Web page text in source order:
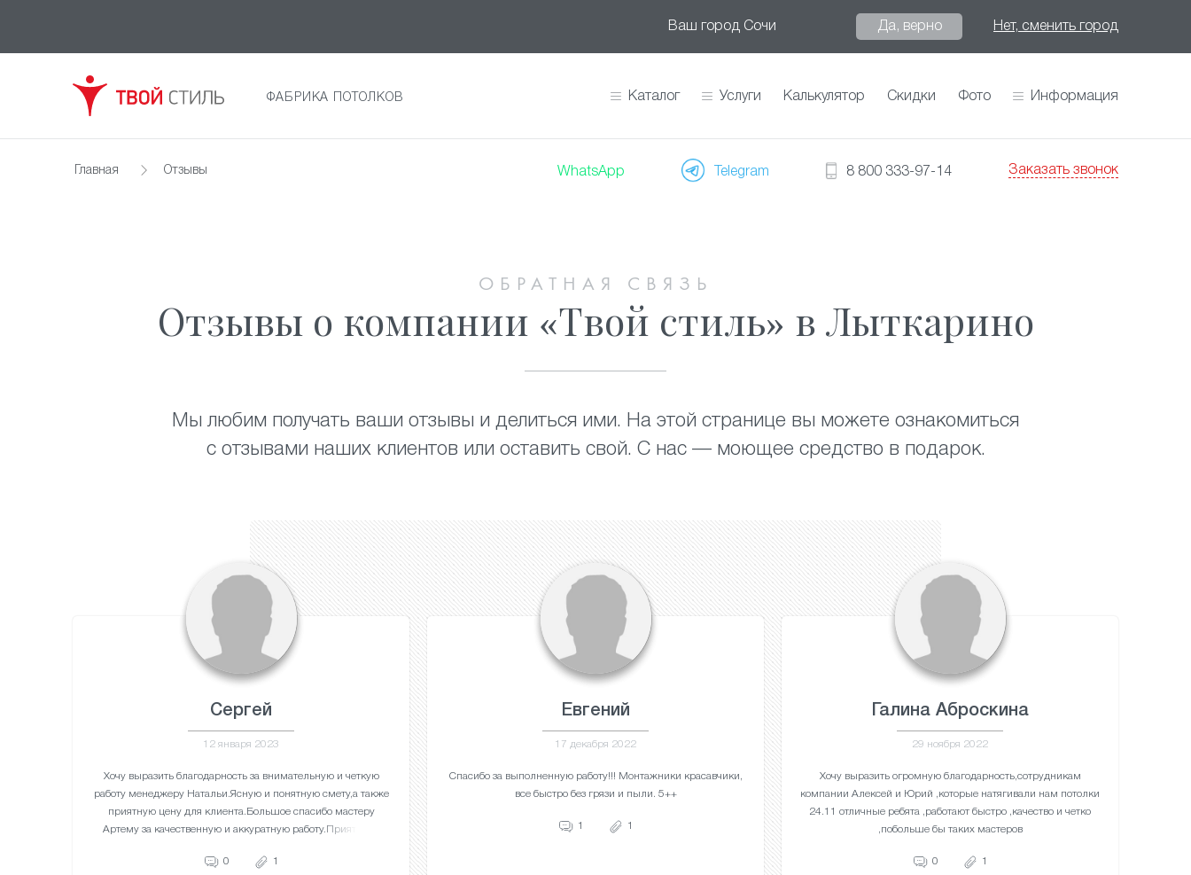
Ваш город Сочи Да, верно Нет, сменить город
ФАБРИКА ПОТОЛКОВ Каталог Услуги Калькулятор Скидки Фото Информация
Главная Отзывы WhatsApp Telegram 8 800 333-97-14 Заказать звонок
ОБРАТНАЯ СВЯЗЬ
Отзывы о компании «Твой стиль» в Лыткарино
Мы любим получать ваши отзывы и делиться ими. На этой странице вы можете ознакомиться
с отзывами наших клиентов или оставить свой. С нас — моющее средство в подарок.
Сергей
12 января 2023
Хочу выразить благодарность за внимательную и четкую
работу менеджеру Натальи.Ясную и понятную смету,а также
приятную цену для клиента.Большое спасибо мастеру
Артему за качественную и аккуратную работу.Приятно за
квартира и лоджия с красивыми потолками выглядит
0 1
Евгений
17 декабря 2022
Спасибо за выполненную работу!!! Монтажники красавчики,
все быстро без грязи и пыли. 5++
1 1
Галина Аброскина
29 ноября 2022
Хочу выразить огромную благодарность,сотрудникам
компании Алексей и Юрий ,которые натягивали нам потолки
24.11 отличные ребята ,работают быстро ,качество и четко
,побольше бы таких мастеров
0 1